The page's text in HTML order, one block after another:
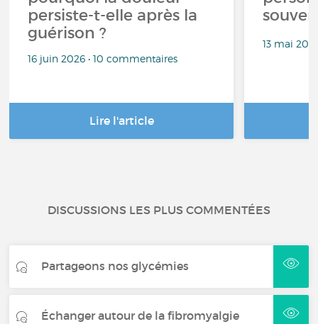
persiste-t-elle après la
guérison ?
16 juin 2026 • 10 commentaires
Lire l'article
13 mai
DISCUSSIONS LES PLUS COMMENTÉES
Partageons nos glycémies
Échanger autour de la fibromyalgie